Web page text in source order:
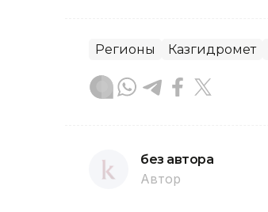
Регионы Казгидромет
без автора
Автор